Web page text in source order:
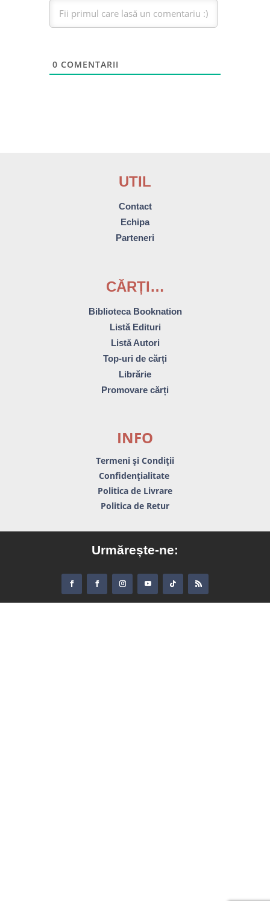
0 COMENTARII
UTIL
Contact
Echipa
Parteneri
CĂRȚI…
Biblioteca Booknation
Listă Edituri
Listă Autori
Top-uri de cărți
Librărie
Promovare cărți
INFO
Termeni și Condiții
Confidențialitate
Politica de Livrare
Politica de Retur
Urmărește-ne: